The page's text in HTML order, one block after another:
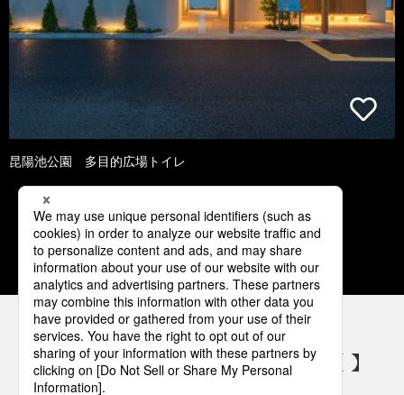
昆陽池公園 多目的広場トイレ
1 2 3 4 5
パナソニックの電気設備 SNSアカウント